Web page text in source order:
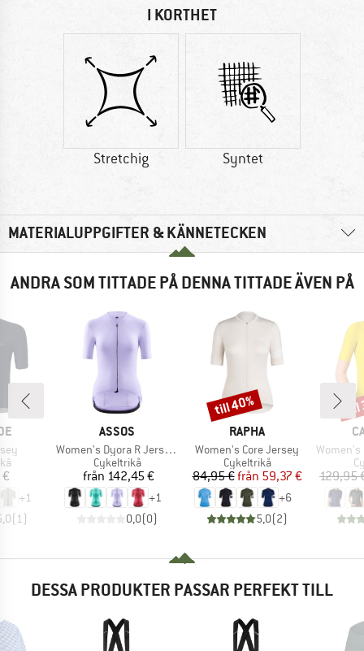
I KORTHET
Stretchig Syntet
MATERIALUPPGIFTER & KÄNNETECKEN
ANDRA SOM TITTADE PÅ DENNA TITTADE ÄVEN PÅ
+1
( 1)
VARUMÄRKE
ASSOS
Produkter
Women's Dyora R Jersey S11
Produktgrupp
Cykeltrikå
Pris
från 142,45 €
+1
0,0(0)
VARUMÄRKE
RAPHA
Produkter
Women's Core Jersey
Produktgrupp
Cykeltrikå
Pris
84,95 € Reducerat pris
från 59,37 €
+6
5,0(2)
Rabatt
till 40%
Produkter
Women's
129,95
DESSA PRODUKTER PASSAR PERFEKT TILL